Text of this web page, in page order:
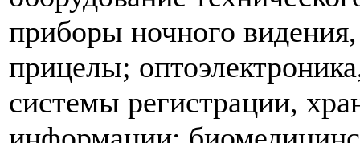
приборы ночного
прицелы;
системы регистрации,